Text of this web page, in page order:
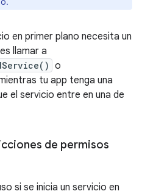
en primer plano necesita un
llamar a
o
tu app tenga una
el servicio entre en una de
de permisos
si se inicia un servicio en